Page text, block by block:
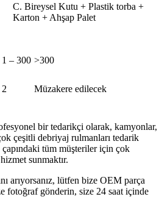
C. Bireysel Kutu + Plastik torba +
Karton + Ahşap Palet
1 – 300 >300
2 Müzakere edilecek
bir tedarikçi olarak, kamyonlar,
çeşitli debriyaj rulmanları tedarik
tüm müşteriler için çok
sunmaktır.
arıyorsanız, lütfen bize OEM parça
fotoğraf gönderin, size 24 saat içinde